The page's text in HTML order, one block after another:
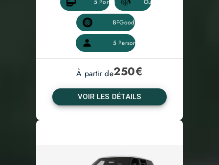
À partir de €
250
VOIR LES DÉTAILS